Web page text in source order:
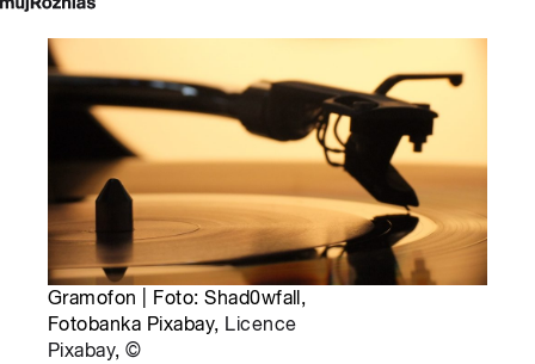
Gramofon | Foto: Shad0wfall,
Fotobanka Pixabay, Licence
Pixabay,©